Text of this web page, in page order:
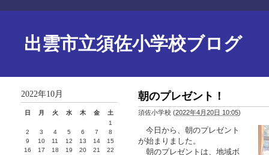
出雲市立須佐小学校ブログ
朝のプレゼント！
須佐小学校 (2022年4月20日 10:05)
今日から、朝のプレゼント
が始まりました。
朝のプレゼントは、地域ボ
2022年10月
日 月 火 水 木 金
土
1
2
3 4 5 6 7
8
9
10 11 12 13 14
15
16
17 18 19 20 21
22